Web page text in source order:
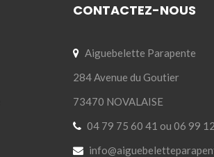
CONTACTEZ-NOUS
Aiguebelette Parapente
284 Avenue du Goutier
73470 NOVALAISE
04 79 75 60 41 ou 06 99